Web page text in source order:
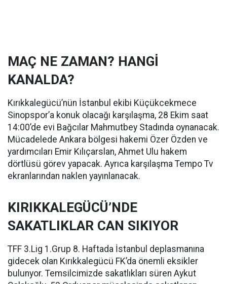
MAÇ NE ZAMAN? HANGİ
KANALDA?
Kırıkkalegücü’nün İstanbul ekibi Küçükcekmece
Sinopspor’a konuk olacağı karşılaşma, 28 Ekim saat
14:00’de evi Bağcılar Mahmutbey Stadında oynanacak.
Mücadelede Ankara bölgesi hakemi Özer Özden ve
yardımcıları Emir Kılıçarslan, Ahmet Ulu hakem
dörtlüsü görev yapacak. Ayrıca karşılaşma Tempo Tv
ekranlarından naklen yayınlanacak.
KIRIKKALEGÜCÜ’NDE
SAKATLIKLAR CAN SIKIYOR
TFF 3.Lig 1.Grup 8. Haftada İstanbul deplasmanına
gidecek olan Kırıkkalegücü FK’da önemli eksikler
bulunyor. Temsilcimizde sakatlıkları süren Aykut